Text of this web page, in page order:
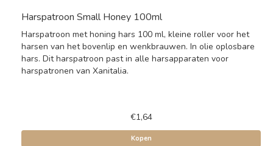
Harspatroon Small Honey 100ml
Harspatroon met honing hars 100 ml, kleine roller voor het
harsen van het bovenlip en wenkbrauwen. In olie oplosbare
hars. Dit harspatroon past in alle harsapparaten voor
harspatronen van Xanitalia.
€1,64
Kopen